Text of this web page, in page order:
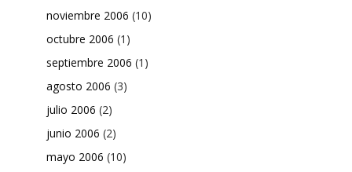
noviembre 2006 (10)
octubre 2006 (1)
septiembre 2006 (1)
agosto 2006 (3)
julio 2006 (2)
junio 2006 (2)
mayo 2006 (10)